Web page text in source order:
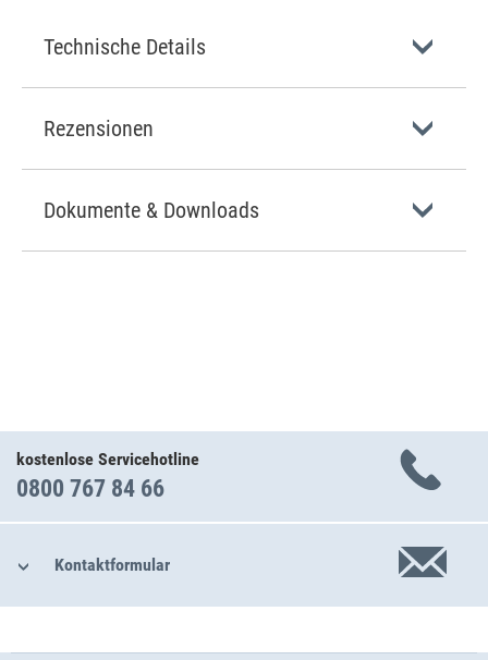
Technische Details
Rezensionen
Dokumente & Downloads
kostenlose Servicehotline
0800 767 84 66
Kontaktformular